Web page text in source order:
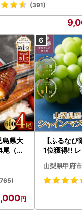
(391)
島県大
（60
菜 総
【ふるな
1位獲得!!
〉山梨県産
カット 2～3
N-Limited-
山梨県甲府市